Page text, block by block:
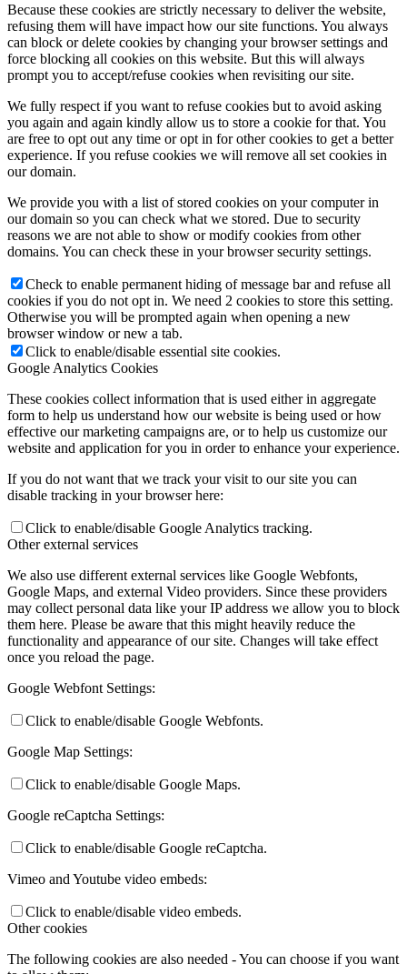
Because these cookies are strictly necessary to deliver the website,
refusing them will have impact how our site functions. You always
can block or delete cookies by changing your browser settings and
force blocking all cookies on this website. But this will always
prompt you to accept/refuse cookies when revisiting our site.
We fully respect if you want to refuse cookies but to avoid asking
you again and again kindly allow us to store a cookie for that. You
are free to opt out any time or opt in for other cookies to get a better
experience. If you refuse cookies we will remove all set cookies in
our domain.
We provide you with a list of stored cookies on your computer in
our domain so you can check what we stored. Due to security
reasons we are not able to show or modify cookies from other
domains. You can check these in your browser security settings.
Check to enable permanent hiding of message bar and refuse all
cookies if you do not opt in. We need 2 cookies to store this setting.
Otherwise you will be prompted again when opening a new
browser window or new a tab.
Click to enable/disable essential site cookies.
Google Analytics Cookies
These cookies collect information that is used either in aggregate
form to help us understand how our website is being used or how
effective our marketing campaigns are, or to help us customize our
website and application for you in order to enhance your experience.
If you do not want that we track your visit to our site you can
disable tracking in your browser here:
Click to enable/disable Google Analytics tracking.
Other external services
We also use different external services like Google Webfonts,
Google Maps, and external Video providers. Since these providers
may collect personal data like your IP address we allow you to block
them here. Please be aware that this might heavily reduce the
functionality and appearance of our site. Changes will take effect
once you reload the page.
Google Webfont Settings:
Click to enable/disable Google Webfonts.
Google Map Settings:
Click to enable/disable Google Maps.
Google reCaptcha Settings:
Click to enable/disable Google reCaptcha.
Vimeo and Youtube video embeds:
Click to enable/disable video embeds.
Other cookies
The following cookies are also needed - You can choose if you want